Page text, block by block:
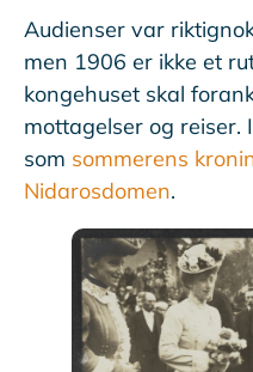
Audienser var
men 1906 er ikke et
kongehuset skal
mottagelser og reiser.
som sommerens
Nidarosdomen.